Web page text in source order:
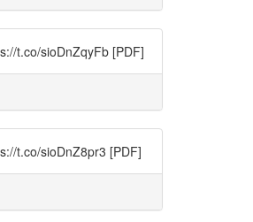
t.co/sioDnZqyFb [PDF]
t.co/sioDnZ8pr3 [PDF]